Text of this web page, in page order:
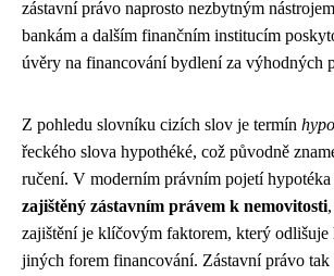
zástavní právo naprosto nezbytným
bankám a dalším finančním institucím
úvěry na financování bydlení za výhodných
Z pohledu slovníku cizích slov je termín
řeckého slova hypothéké, což původně
ručení. V moderním právním pojetí hypotéka
zajištěný zástavním právem k nemovitosti
zajištění je klíčovým faktorem, který odlišuje
jiných forem financování. Zástavní právo